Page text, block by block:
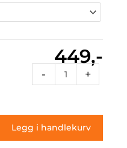
449,-
-
151
antall
+
Legg i handlekurv